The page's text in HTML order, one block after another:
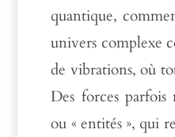
quantique,
univers complexe
de vibrations, où
Des forces parfois
ou « entités », qui